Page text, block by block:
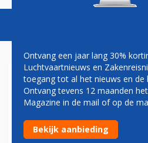
CORENDON
NEEMT
Ontvang een jaar lang 30%
Luchtvaartnieuws en
toegang tot al het nieuws en de
Ontvang tevens 12 maanden
Magazine in de mail of op de
Bekijk aanbieding